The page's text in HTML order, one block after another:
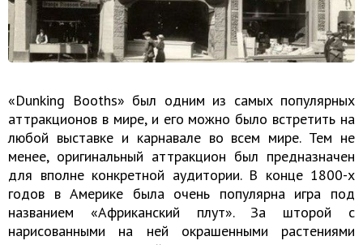
«Dunking Booths» был одним из самых популярных
аттракционов в мире, и его можно было встретить на
любой выставке и карнавале во всем мире. Тем не
менее, оригинальный аттракцион был предназначен
для вполне конкретной аудитории. В конце 1800-х
годов в Америке была очень популярна игра под
названием «Африканский плут». За шторой с
нарисованными на ней окрашенными растениями